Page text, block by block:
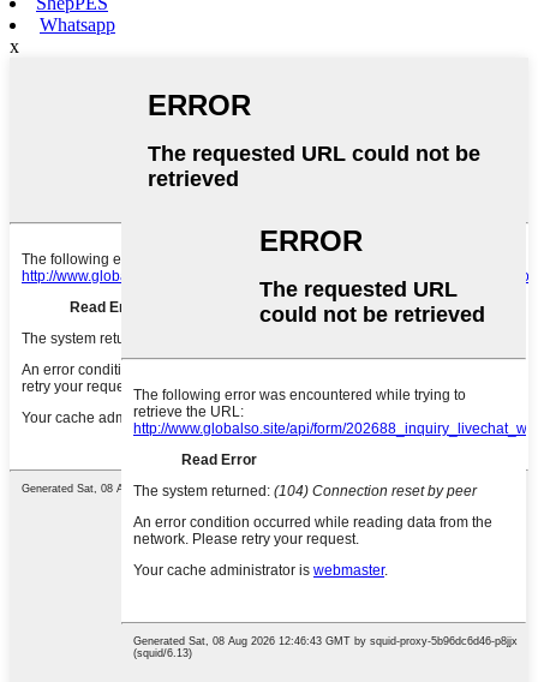
Whatsapp
x